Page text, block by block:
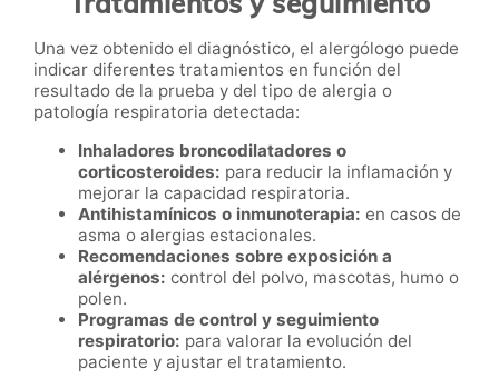
Una vez obtenido el diagnóstico, el alergólogo puede
indicar diferentes tratamientos en función del
resultado de la prueba y del tipo de alergia o
patología respiratoria detectada:
Inhaladores broncodilatadores o
corticosteroides: para reducir la inflamación y
mejorar la capacidad respiratoria.
Antihistamínicos o inmunoterapia: en casos de
asma o alergias estacionales.
Recomendaciones sobre exposición a
alérgenos: control del polvo, mascotas, humo o
polen.
Programas de control y seguimiento
respiratorio: para valorar la evolución del
paciente y ajustar el tratamiento.